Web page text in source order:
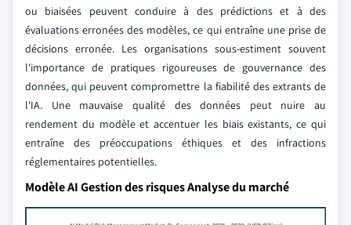
ou biaisées peuvent conduire à des prédictions et à des
évaluations erronées des modèles, ce qui entraîne une prise de
décisions erronée. Les organisations sous-estiment souvent
l'importance de pratiques rigoureuses de gouvernance des
données, qui peuvent compromettre la fiabilité des extrants de
l'IA. Une mauvaise qualité des données peut nuire au
rendement du modèle et accentuer les biais existants, ce qui
entraîne des préoccupations éthiques et des infractions
réglementaires potentielles.
Modèle AI Gestion des risques Analyse du marché